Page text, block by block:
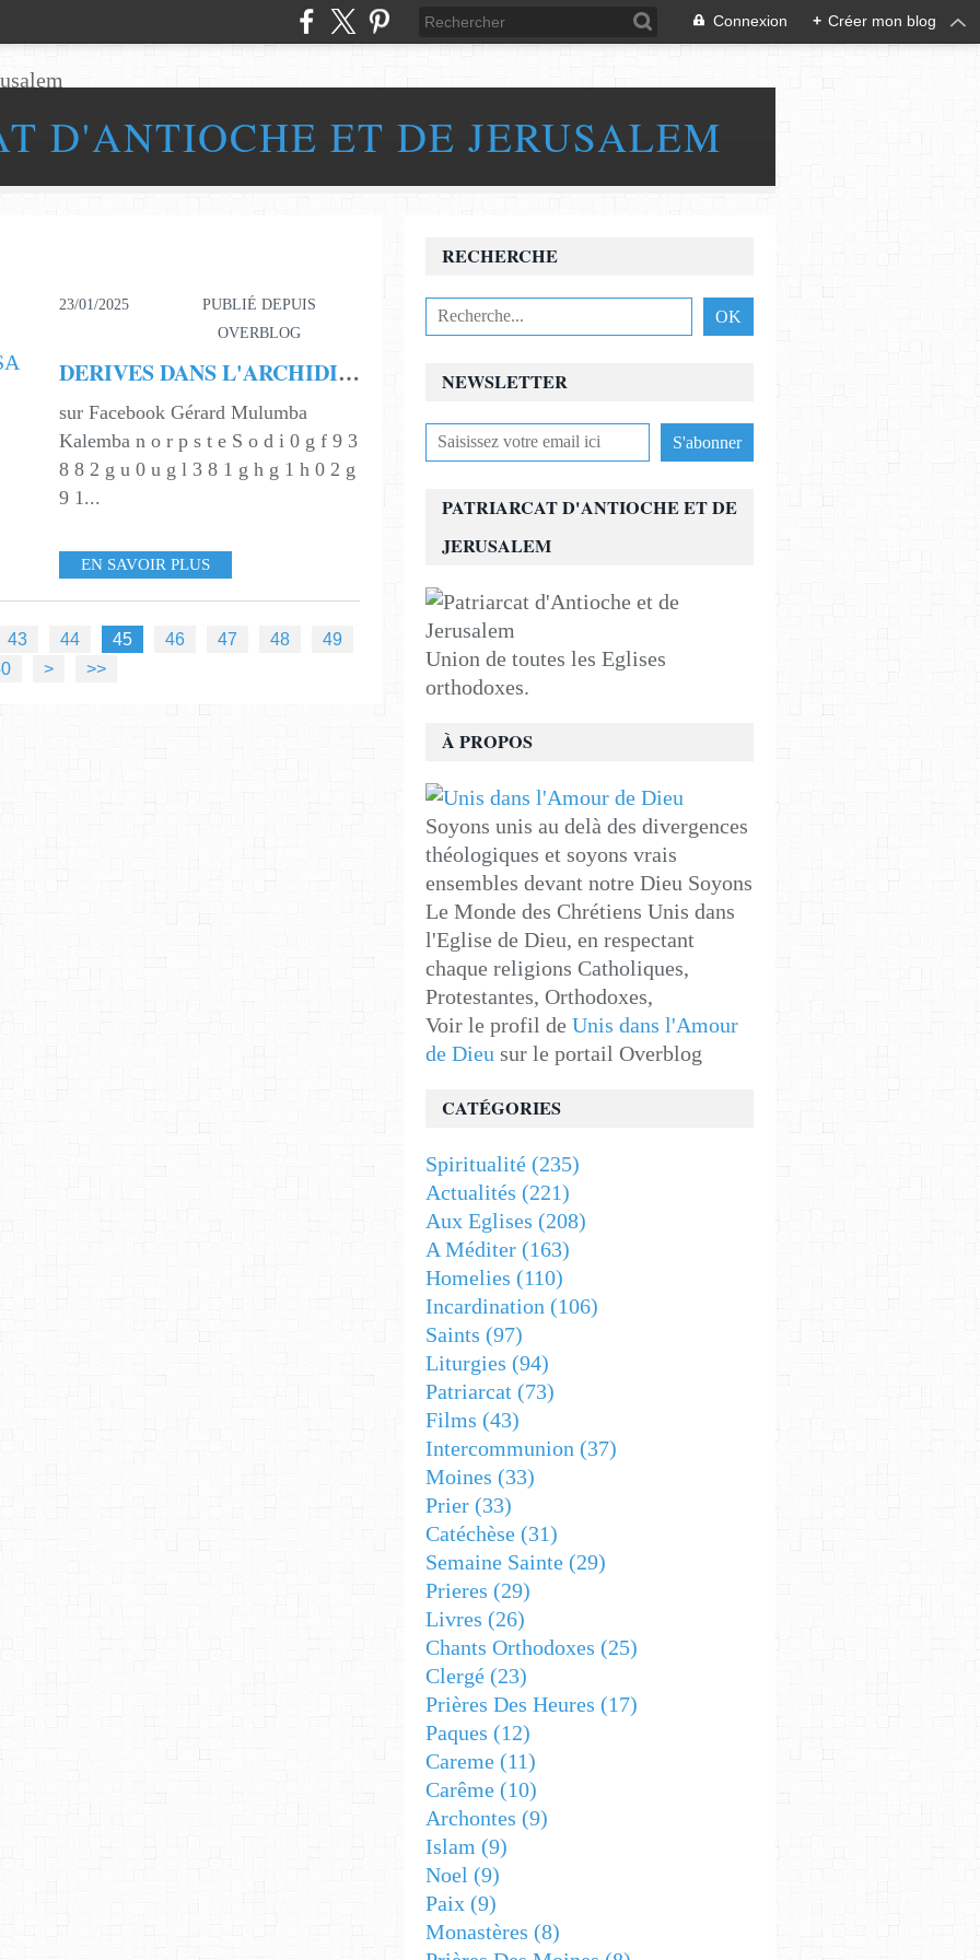
Connexion + Créer mon blog
D'ANTIOCHE ET DE JERUSALEM
23/01/2025
PUBLIÉ DEPUIS
OVERBLOG
DERIVES DANS L'ARCHIDIOCÈSE CATHOLIQUE DE KINSHASA
sur Facebook Gérard Mulumba
Kalemba n o r p s t e S o d i 0 g f 9 3
8 8 2 g u 0 u g l 3 8 1 g h g 1 h 0 2 g
9 1...
EN SAVOIR PLUS
43 44 45 46 47 48
49
60
70
80
90
100
200
> >>
NEWSLETTER
RECHERCHE
PATRIARCAT D'ANTIOCHE ET DE
JERUSALEM
Union de toutes les Eglises
orthodoxes.
À PROPOS
Soyons unis au delà des divergences
théologiques et soyons vrais
ensembles devant notre Dieu Soyons
Le Monde des Chrétiens Unis dans
l'Eglise de Dieu, en respectant
chaque religions Catholiques,
Protestantes, Orthodoxes,
Voir le profil de Unis dans l'Amour
de Dieu sur le portail Overblog
CATÉGORIES
Spiritualité (235)
Actualités (221)
Aux Eglises (208)
A Méditer (163)
Homelies (110)
Incardination (106)
Saints (97)
Liturgies (94)
Patriarcat (73)
Films (43)
Intercommunion (37)
Moines (33)
Prier (33)
Catéchèse (31)
Semaine Sainte (29)
Prieres (29)
Livres (26)
Chants Orthodoxes (25)
Clergé (23)
Prières Des Heures (17)
Paques (12)
Careme (11)
Carême (10)
Archontes (9)
Islam (9)
Noel (9)
Paix (9)
Monastères (8)